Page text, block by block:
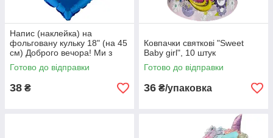
Напис (наклейка) на
фольговану кульку 18" (на 45
см) Доброго вечора! Ми з
України! (будь-який колір)
Готово до відправки
38 ₴
Ковпачки святкові "Sweet
Baby girl", 10 штук
Готово до відправки
36 ₴/упаковка